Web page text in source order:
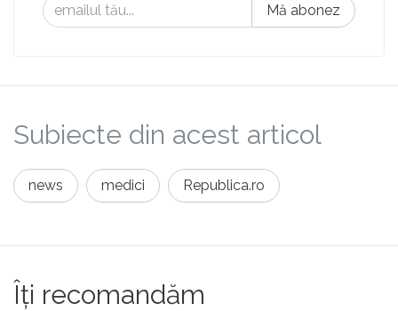
Mă abonez
Subiecte din acest articol
news medici Republica.ro
Îți recomandăm